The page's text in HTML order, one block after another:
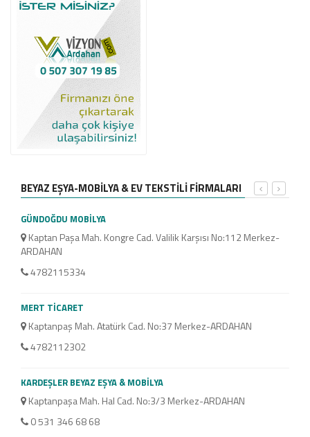
BEYAZ EŞYA-MOBİLYA & EV TEKSTİLİ FİRMALARI
GÜNDOĞDU MOBİLYA
Kaptan Paşa Mah. Kongre Cad. Valilik Karşısı No:112 Merkez-
ARDAHAN
4782115334
MERT TİCARET
Kaptanpaş Mah. Atatürk Cad. No:37 Merkez-ARDAHAN
4782112302
KARDEŞLER BEYAZ EŞYA & MOBİLYA
Kaptanpaşa Mah. Hal Cad. No:3/3 Merkez-ARDAHAN
0 531 346 68 68